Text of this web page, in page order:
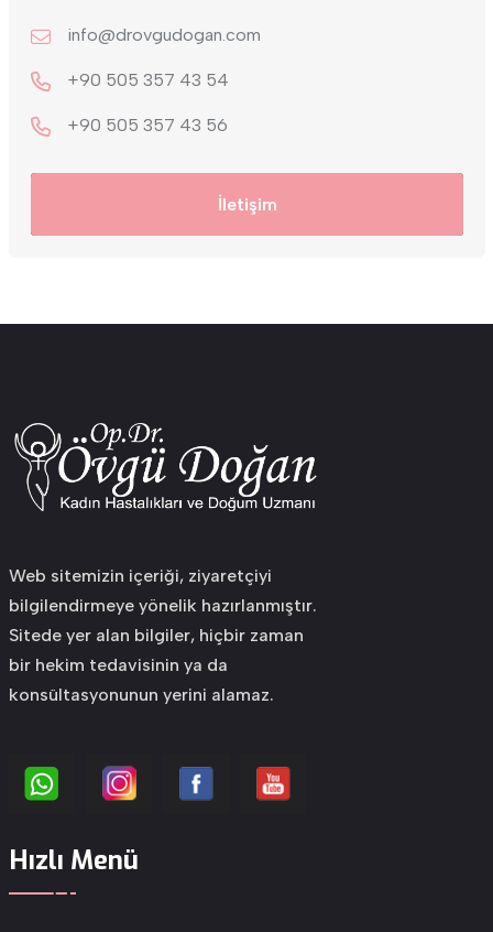
info@drovgudogan.com
+90 505 357 43 54
+9‎0 505 357 43 56
İletişim
Web sitemizin içeriği, ziyaretçiyi
bilgilendirmeye yönelik hazırlanmıştır.
Sitede yer alan bilgiler, hiçbir zaman
bir hekim tedavisinin ya da
konsültasyonunun yerini alamaz.
Hızlı Menü